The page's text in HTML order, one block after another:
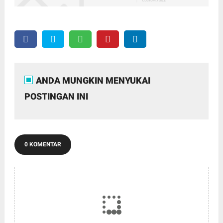
ANDA MUNGKIN MENYUKAI
POSTINGAN INI
0 KOMENTAR